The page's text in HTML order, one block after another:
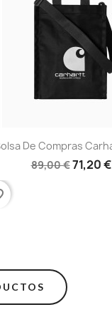
Vista rápida
Compras Carhartt WIP
89,00 €71,20 €